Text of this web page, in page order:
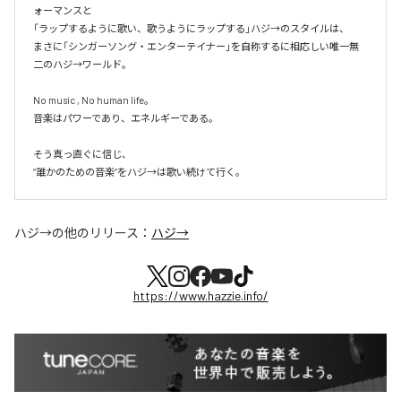
ォーマンスと
「ラップするように歌い、歌うようにラップする」ハジ→のスタイルは、
まさに「シンガーソング・エンターテイナー」を自称するに相応しい唯一無
二のハジ→ワールド。
No music , No human life。
音楽はパワーであり、エネルギーである。
そう真っ直ぐに信じ、
ハジ→の他のリリース： ハジ→
https://www.hazzie.info/